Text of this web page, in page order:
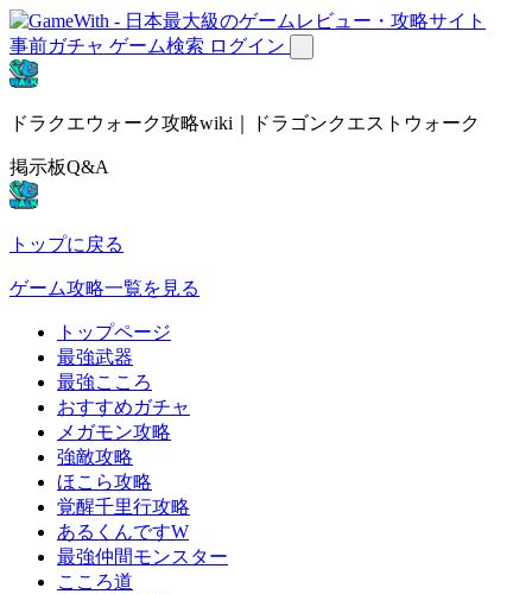
事前ガチャ ゲーム検索 ログイン
ドラクエウォーク攻略wiki｜ドラゴンクエストウォーク
掲示板Q&A
トップに戻る
ゲーム攻略一覧を見る
トップページ
最強武器
最強こころ
おすすめガチャ
メガモン攻略
強敵攻略
ほこら攻略
覚醒千里行攻略
あるくんですW
最強仲間モンスター
こころ道